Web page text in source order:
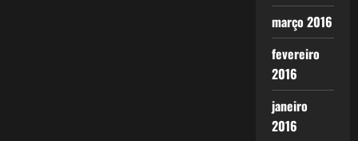
março 2016
fevereiro
2016
janeiro
2016